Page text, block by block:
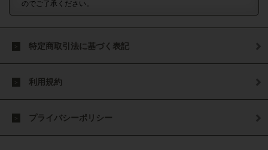
のでご了承ください。
特定商取引法に基づく表記
利用規約
プライバシーポリシー